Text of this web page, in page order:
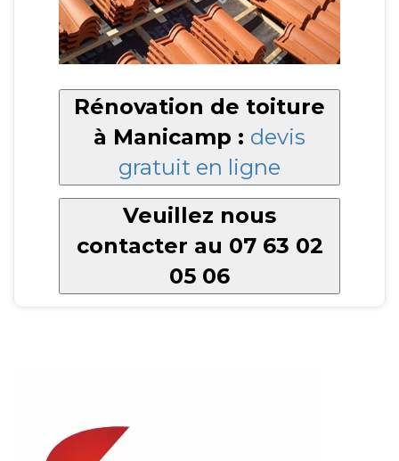
Rénovation de toiture
à Manicamp : devis
gratuit en ligne
Veuillez nous
contacter au 07 63 02
05 06